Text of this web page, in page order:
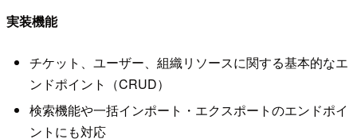
実装機能
チケット、ユーザー、組織リソースに関する基本的なエ
ンドポイント（CRUD）
検索機能や一括インポート・エクスポートのエンドポイ
ントにも対応